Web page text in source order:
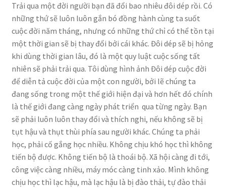
Trải qua một đời người bạn đã đổi bao nhiêu đôi dép rồi. Có
những thứ sẽ luôn luôn gắn bó đồng hành cùng ta suốt
cuộc đời năm tháng, nhưng có những thứ chỉ có thể tồn tại
một thời gian sẽ bị thay đổi bởi cái khác. Đôi dép sẽ bị hỏng
khi dùng thời gian lâu, đó là một quy luật cuộc sống tất
nhiên sẽ phải trải qua. Tôi dùng hình ảnh Đôi dép cuộc đời
để diễn tả cuộc đời của một con người, bởi lẽ chúng ta
đang sống trong một thế giới hiện đại và hơn hết đó chính
là thế giới đang càng ngày phát triển qua từng ngày. Bạn
sẽ phải luôn luôn thay đổi và thích nghi, nếu không sẽ bị
tụt hậu và thụt thùi phía sau người khác. Chúng ta phải
học, phải cố gắng học nhiều. Không chịu khó học thì không
tiến bộ được. Không tiến bộ là thoái bộ. Xã hội càng đi tới,
công việc càng nhiều, máy móc càng tinh xảo. Mình không
chịu học thì lạc hậu, mà lạc hậu là bị đào thải, tự đào thải